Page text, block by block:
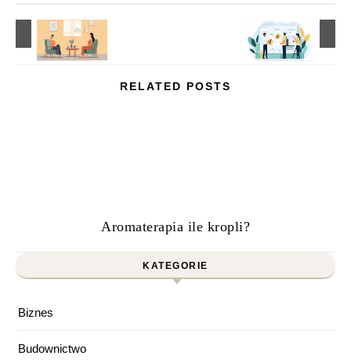
RELATED POSTS
Aromaterapia ile kropli?
KATEGORIE
Biznes
Budownictwo